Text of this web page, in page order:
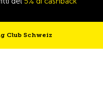
Club Schweiz